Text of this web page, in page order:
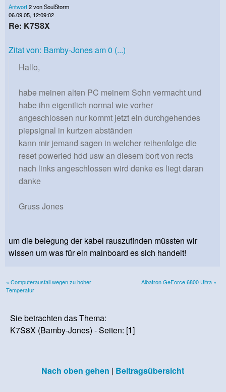
Antwort2 von SoulStorm
06.09.05, 12:09:02
Re: K7S8X
Zitat von: Bamby-Jones am 0 (...)
Hallo,
habe meinen alten PC meinem Sohn vermacht und
habe ihn eigentlich normal wie vorher
angeschlossen nur kommt jetzt ein durchgehendes
piepsignal in kurtzen abständen
kann mir jemand sagen in welcher reihenfolge die
reset powerled hdd usw an diesem bort von rects
nach links angeschlossen wird denke es liegt daran
danke
Gruss Jones
um die belegung der kabel rauszufinden müssten wir
wissen um was für ein mainboard es sich handelt!
« Computerausfall wegen zu hoher
Temperatur
Albatron GeForce 6800 Ultra »
Sie betrachten das Thema:
K7S8X (Bamby-Jones) - Seiten: [1]
Nach oben gehen | Beitragsübersicht